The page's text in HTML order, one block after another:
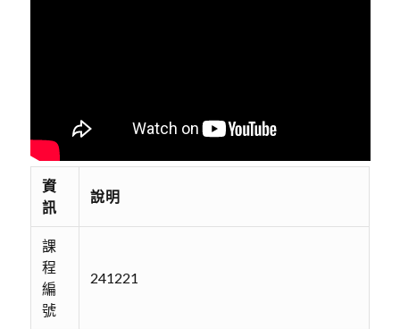
資
訊
說明
課
程
編
號
241221